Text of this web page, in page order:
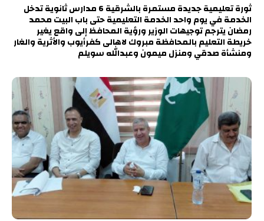
ثورة تعليمية جديدة مستمرة بالشرقية 6 مدارس ثانوية تدخل
الخدمة في يوم واحد الخدمة التعليمية حتى باب البيت محمد
رمضان يترجم توجيهات الوزير ورؤية المحافظ إلى واقع يغير
خريطة التعليم بالمحافظة مبروك لاهالى كفرأيوب والأثرية والغار
ومنشأة صدقي ومنزل ميمون وعبدالله سويلم